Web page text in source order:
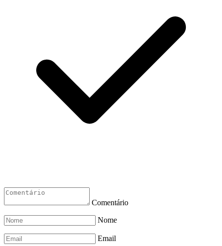
Comentário
Nome
Email